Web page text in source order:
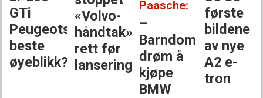
GTi
Peugeots
beste
øyeblikk?
«Volvo-
håndtak»
rett før
lansering
Paasche:
–
Barndoms­
drøm å
kjøpe
BMW
første
bildene
av nye
A2 e-
tron